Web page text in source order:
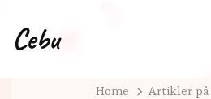
Cebu
Home
Artikler på